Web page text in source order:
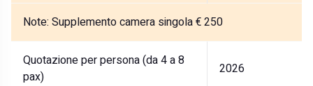
Note: Supplemento camera singola € 250
Quotazione per persona (da 4 a 8
pax)
2026